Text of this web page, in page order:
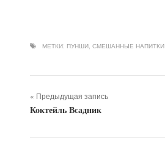
МЕТКИ: ПУНШИ, СМЕШАННЫЕ НАПИТКИ
« Предыдущая запись
Коктейль Всадник